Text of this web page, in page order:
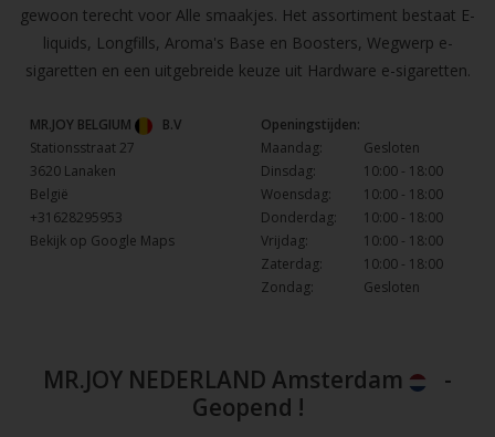
gewoon terecht voor Alle smaakjes. Het assortiment bestaat E-
liquids, Longfills, Aroma's Base en Boosters, Wegwerp e-
sigaretten en een uitgebreide keuze uit Hardware e-sigaretten.
MR.JOY BELGIUM
B.V
Stationsstraat 27
3620 Lanaken
België
+31628295953
Bekijk op Google Maps
Openingstijden:
Maandag:
Gesloten
Dinsdag:
10:00 - 18:00
Woensdag:
10:00 - 18:00
Donderdag:
10:00 - 18:00
Vrijdag:
10:00 - 18:00
Zaterdag:
10:00 - 18:00
Zondag:
Gesloten
MR.JOY NEDERLAND Amsterdam
-
Geopend !